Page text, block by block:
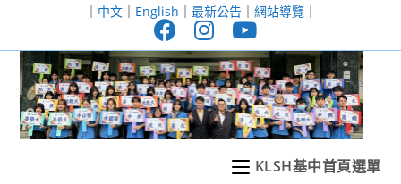
至
｜ 中文｜ English ｜ 最新公告｜ 網站導覽｜
KLSH基中首頁選單